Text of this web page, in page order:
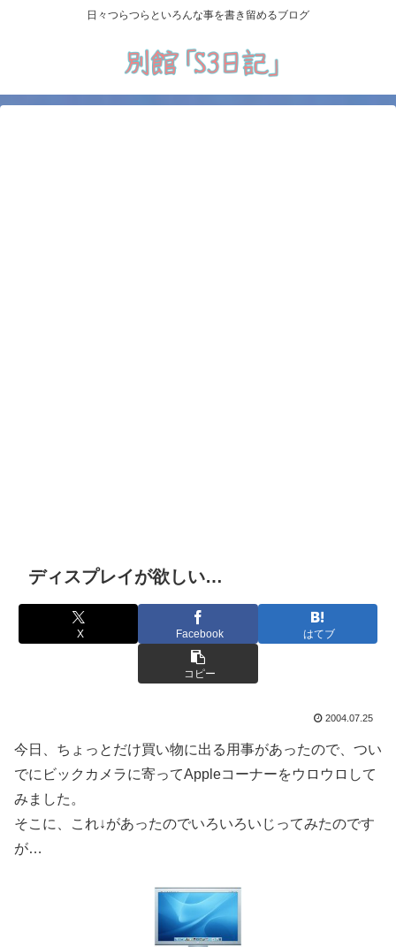
日々つらつらといろんな事を書き留めるブログ
ディスプレイが欲しい…
X Facebook はてブ
コピー
2004.07.25
今日、ちょっとだけ買い物に出る用事があったので、つい
でにビックカメラに寄ってAppleコーナーをウロウロして
みました。
そこに、これ↓があったのでいろいろいじってみたのです
が…